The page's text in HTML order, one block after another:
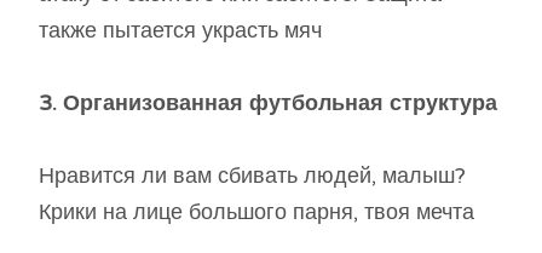
также пытается украсть мяч
3. Организованная футбольная структура
Нравится ли вам сбивать людей, малыш?
Крики на лице большого парня, твоя мечта